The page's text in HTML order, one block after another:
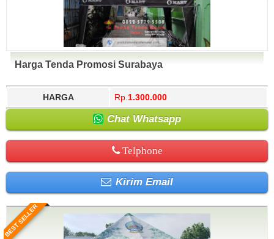
Harga Tenda Promosi Surabaya
HARGA Rp. 1.300.000
Chat Whatsapp
Telphone
Kirim Email
BEST SELLER